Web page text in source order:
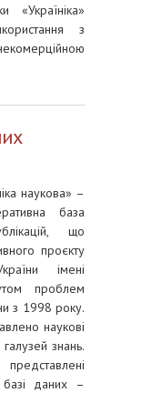
«Україніка»
з
наукова» –
база
що
проєкту
імені
проблем
з 1998 року.
наукові
галузей знань.
даних –